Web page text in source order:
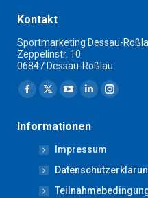
Kontakt
Sportmarketing Dessau-
Zeppelinstr. 10
06847 Dessau-Roßlau
Finden Sie uns auf:
Facebook
opens
new
window
X
opens
in
new
window
YouTube
opens
in
new
window
Linkedin
opens
in
new
window
new
window
Informationen
Impressum